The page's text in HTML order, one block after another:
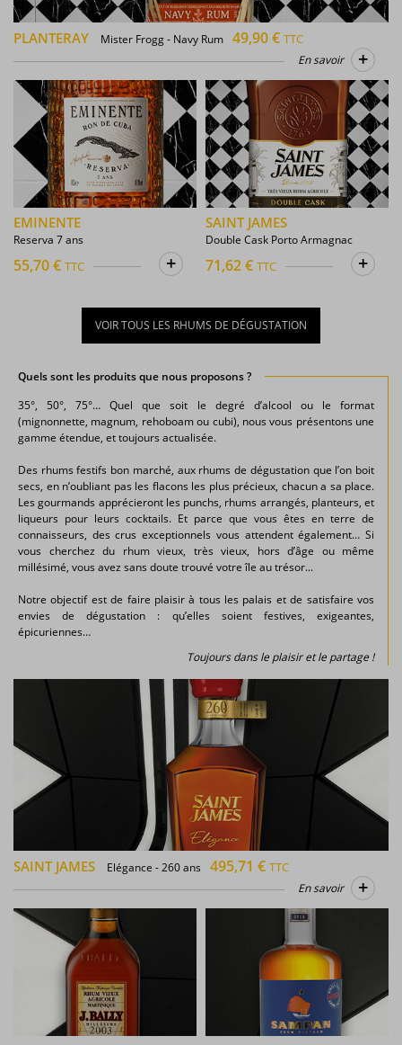
En savoir +
PLANTERAY Mister Frogg - Navy Rum 49,90 € TTC
+
EMINENTE
Reserva 7 ans
55,70 € TTC +
SAINT JAMES
Double Cask Porto Armagnac
71,62 € TTC
VOIR TOUS LES RHUMS DE DÉGUSTATION
Quels sont les produits que nous proposons ?
35°, 50°, 75°… Quel que soit le degré d’alcool ou le format
(mignonnette, magnum, rehoboam ou cubi), nous vous présentons une
gamme étendue, et toujours actualisée.
Des rhums festifs bon marché, aux rhums de dégustation que l’on boit
secs, en n’oubliant pas les flacons les plus précieux, chacun a sa place.
Les gourmands apprécieront les punchs, rhums arrangés, planteurs, et
liqueurs pour leurs cocktails. Et parce que vous êtes en terre de
connaisseurs, des crus exceptionnels vous attendent également… Si
vous cherchez du rhum vieux, très vieux, hors d’âge ou même
millésimé, vous avez sans doute trouvé votre île au trésor...
Notre objectif est de faire plaisir à tous les palais et de satisfaire vos
envies de dégustation : qu’elles soient festives, exigeantes,
épicuriennes…
Toujours dans le plaisir et le partage !
En savoir +
SAINT JAMES Elégance - 260 ans 495,71 € TTC